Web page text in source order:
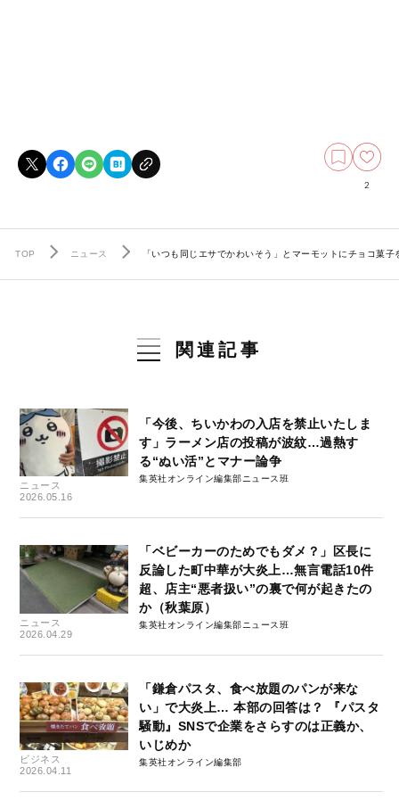
2
TOP ニュース 「いつも同じエサでかわいそう」とマーモットにチョコ菓
関連記事
ニュース
2026.05.16
「今後、ちいかわの入店を禁止いたしま
す」ラーメン店の投稿が波紋…過熱す
る“ぬい活”とマナー論争
集英社オンライン編集部ニュース班
ニュース
2026.04.29
「ベビーカーのためでもダメ？」区長に
反論した町中華が大炎上…無言電話10件
超、店主“悪者扱い”の裏で何が起きたの
か（秋葉原）
集英社オンライン編集部ニュース班
ビジネス
2026.04.11
「鎌倉パスタ、食べ放題のパンが来な
い」で大炎上… 本部の回答は？ 『パスタ
騒動』SNSで企業をさらすのは正義か、
いじめか
集英社オンライン編集部